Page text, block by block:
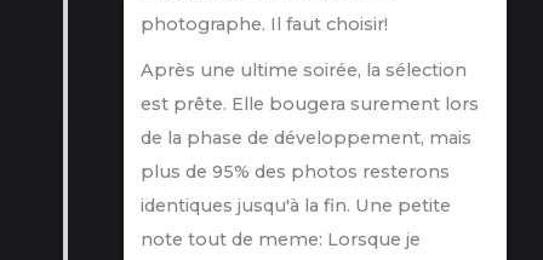
photographe. Il faut choisir!
Après une ultime soirée, la sélection
est prête. Elle bougera surement lors
de la phase de développement, mais
plus de 95% des photos resterons
identiques jusqu'à la fin. Une petite
note tout de meme: Lorsque je